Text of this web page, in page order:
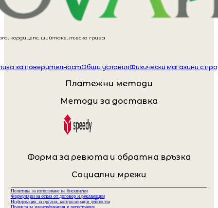
кордицепс, шийтаке, лъвска грива
за поверителностОбщи условияФизически магазини с
Платежни методи
Методи за доставка
Форма за ревюта и обратна връзка
Социални мрежи
Политика за използване на бисквитки
Формуляри за отказ от договор и рекламации
Информация за органи, контролиращи дейността
Правила за идентификация и регистрация